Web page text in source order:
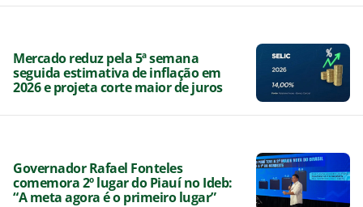
Mercado reduz pela 5ª semana
seguida estimativa de inflação em
2026 e projeta corte maior de juros
Governador Rafael Fonteles
comemora 2º lugar do Piauí no Ideb:
“A meta agora é o primeiro lugar”